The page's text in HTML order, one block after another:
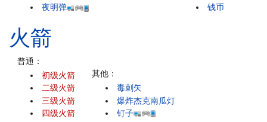
夜明弹
钱币
火箭
普通：
初级火箭
二级火箭
三级火箭
四级火箭
其他：
毒刺矢
爆炸杰克南瓜灯
钉子